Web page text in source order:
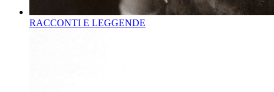
RACCONTI E LEGGENDE